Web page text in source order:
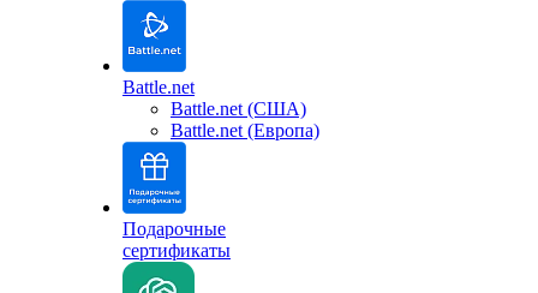
Battle.net
Battle.net (США)
Battle.net (Европа)
Подарочные
сертификаты